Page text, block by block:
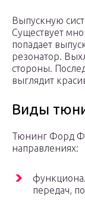
Выпускную
Существует
попадает
резонатор.
стороны.
выглядит
Виды
Тюнинг Форд
направлениях:
передач,